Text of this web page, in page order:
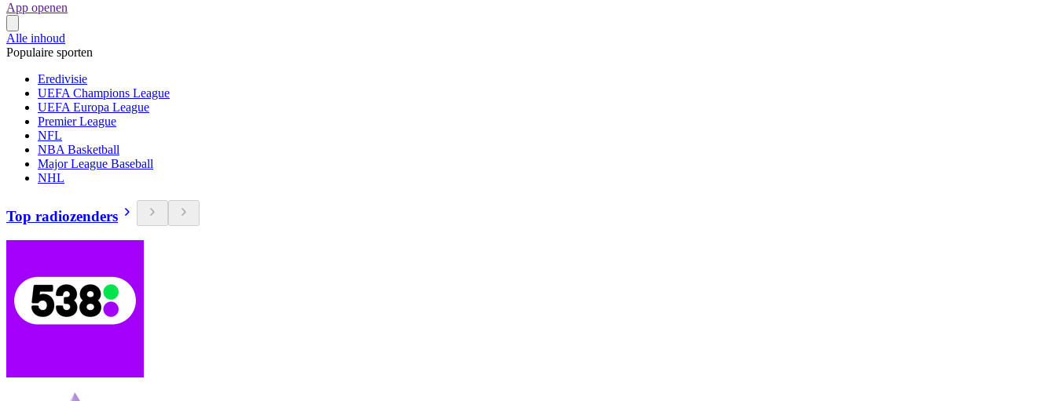
App openen
Alle inhoud
Populaire sporten
Eredivisie
UEFA Champions League
UEFA Europa League
Premier League
NFL
NBA Basketball
Major League Baseball
NHL
Top radiozenders